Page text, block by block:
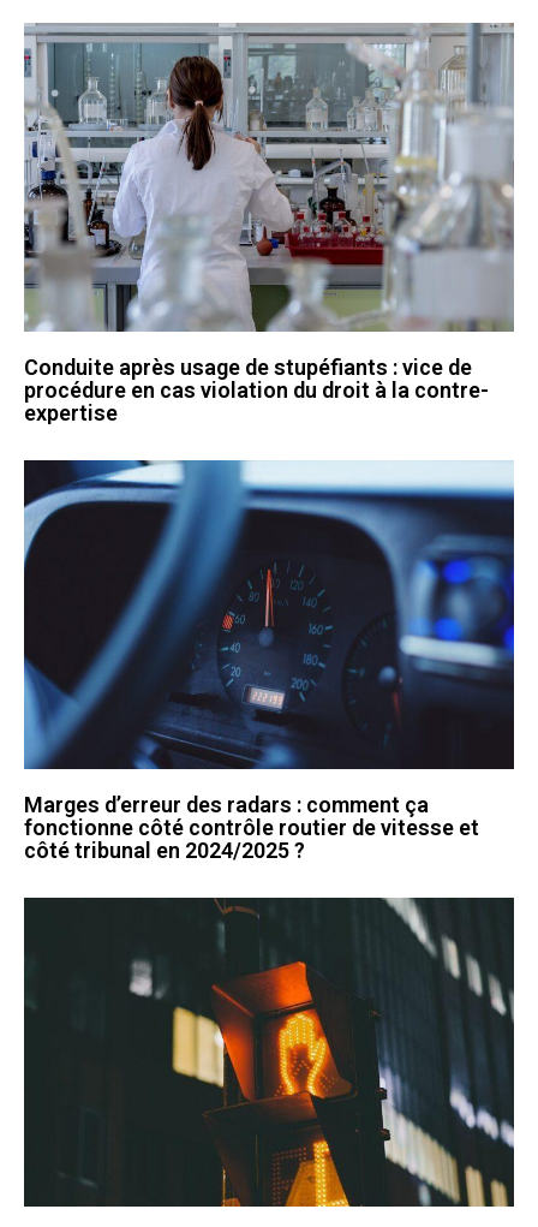
Conduite après usage de stupéfiants : vice de
procédure en cas violation du droit à la contre-
expertise
Marges d’erreur des radars : comment ça
fonctionne côté contrôle routier de vitesse et
côté tribunal en 2024/2025 ?